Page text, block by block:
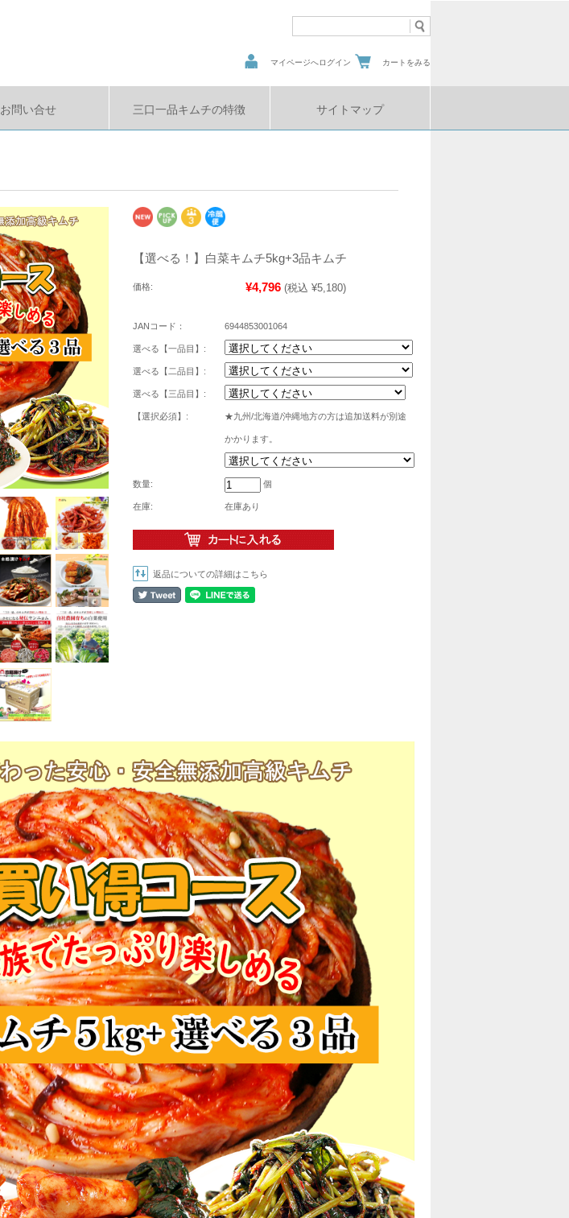
マイページへログイン カートをみる
お問い合せ 三口一品キムチの特徴 サイトマップ
【選べる！】白菜キムチ5kg+3品キムチ
価格: ¥4,796 (税込 ¥5,180)
JANコード： 6944853001064
選べる【一品目】:
選べる【二品目】:
選べる【三品目】:
【選択必須】: ★九州/北海道/沖縄地方の方は追加送料が別途
かかります。
数量: 個
在庫: 在庫あり
返品についての詳細はこちら